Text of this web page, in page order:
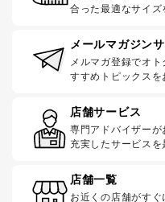
合った最適なサイズ
メールマガジン
メルマガ登録でオ
すすめトピックスを
店舗サービス
専門アドバイザーが
充実したサービスを
店舗一覧
お近くの店舗がすぐ